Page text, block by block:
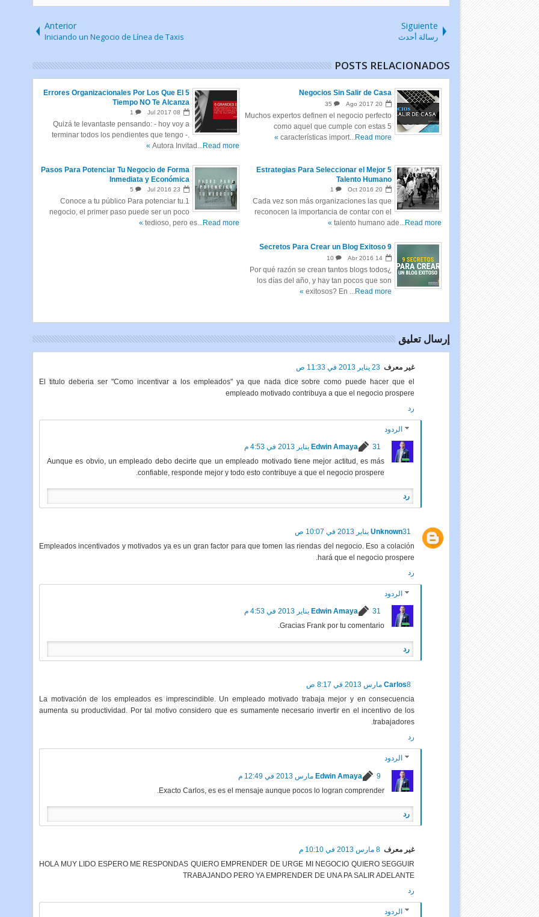
Siguiente
رسالة أحدث
Anterior
Iniciando un Negocio de Línea de Taxis
POSTS RELACIONADOS
Negocios Sin Salir de Casa
20
Ago 2017
35
Muchos expertos definen el negocio perfecto
como aquel que cumple con estas 5
características import...Read more »
5 Errores Organizacionales Por Los Que El
Tiempo NO Te Alcanza
08
Jul 2017
1
Quizá te levantaste pensando: - hoy voy a
terminar todos los pendientes que tengo -.
Autora Invitad...Read more »
5 Estrategias Para Seleccionar el Mejor
Talento Humano
20
Oct 2016
1
Cada vez son más organizaciones las que
reconocen la importancia de contar con el
talento humano ade...Read more »
Pasos Para Potenciar Tu Negocio de Forma
Inmediata y Económica
23
Jul 2016
5
1.Conoce a tu público Para potenciar tu
negocio, el primer paso puede ser un poco
tedioso, pero es...Read more »
9 Secretos Para Crear un Blog Exitoso
14
Abr 2016
10
¿Por qué razón se crean tantos blogs todos
los días del año, y hay tan pocos que son
exitosos? En ...Read more »
إرسال تعليق
غير معرف 23 يناير 2013 في 11:33 ص
El titulo deberia ser "Como incentivar a los empleados" ya que nada dice sobre como puede hacer que el
empleado motivado contribuya a que el negocio prospere
رد
الردود
Edwin Amaya
31 يناير 2013 في 4:53 م
Aunque es obvio, un empleado debo decirte que un empleado motivado tiene mejor actitud, es más
confiable, responde mejor y todo esto contribuye a que el negocio prospere.
رد
Unknown31 يناير 2013 في 10:07 ص
Empleados incentivados y motivados ya es un gran factor para que tomen las riendas del negocio. Eso a colación
hará que el negocio prospere.
رد
الردود
Edwin Amaya
31 يناير 2013 في 4:53 م
Gracias Frank por tu comentario.
رد
Carlos8 مارس 2013 في 8:17 ص
La motivación de los empleados es imprescindible. Un empleado motivado trabaja mejor y en consecuencia
aumenta su productividad. Por tal motivo considero que es sumamente necesario invertir en el incentivo de los
trabajadores.
رد
الردود
Edwin Amaya
9 مارس 2013 في 12:49 م
Exacto Carlos, es es el mensaje aunque pocos lo logran comprender.
رد
غير معرف 8 مارس 2013 في 10:10 م
HOLA MUY LIDO ESPERO ME RESPONDAS QUIERO EMPRENDER DE URGE MI NEGOCIO QUIERO SEGGUIR
TRABAJANDO PERO YA EMPRENDER DE UNA PA SALIR ADELANTE
رد
الردود